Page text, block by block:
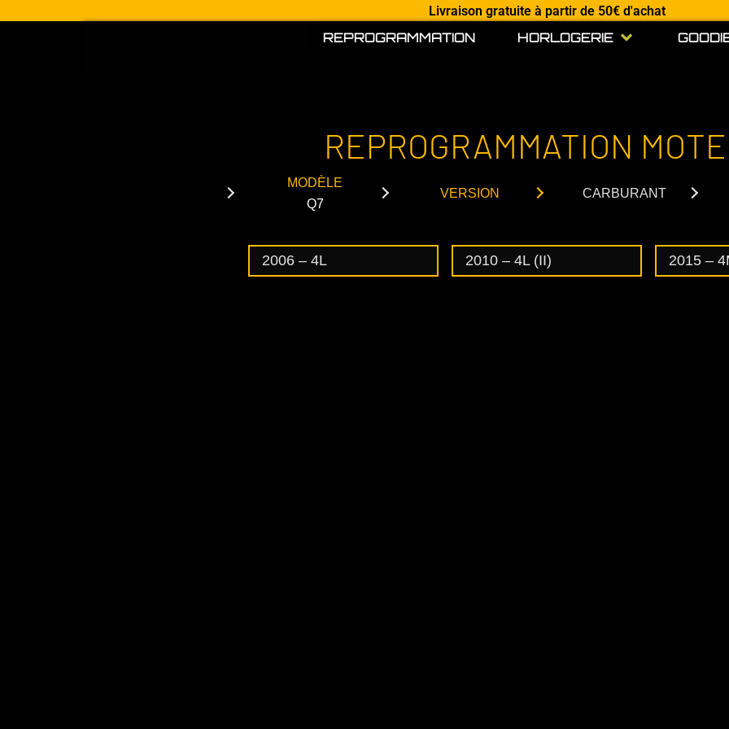
Livraison gratuite à partir de 50€ d'achat
REPROGRAMMATION HORLOGERIE Open
REPROGRAMMATION
MODÈLE
Q7
VERSION CARBURANT
2006 – 4L 2010 – 4L (II) 2015 –